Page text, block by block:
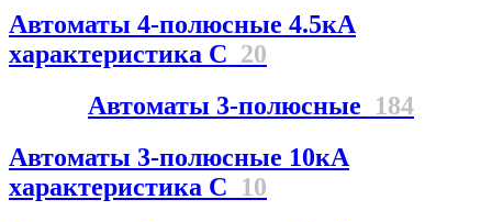
Автоматы 4-полюсные 4.5кА
характеристика С 20
Автоматы 3-полюсные 184
Автоматы 3-полюсные 10кА
характеристика C 10